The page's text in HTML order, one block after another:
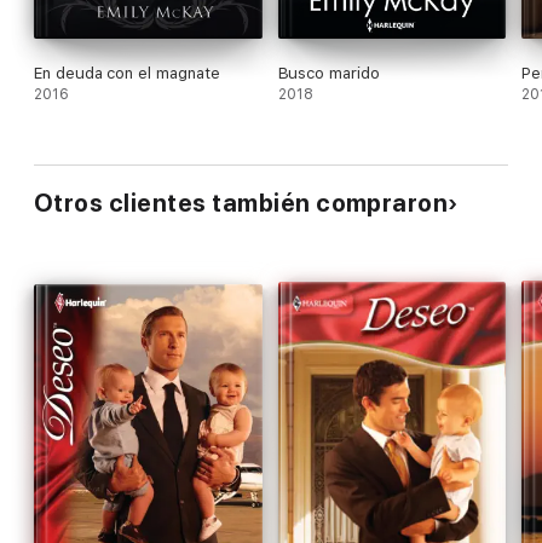
En deuda con el magnate
2016
Busco marido
2018
Otros clientes también compraron